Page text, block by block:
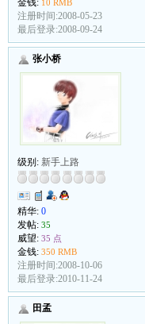
金钱: 10 RMB
注册时间:2008-05-23
最后登录:2008-09-24
张小桥
级别: 新手上路
精华: 0
发帖: 35
威望: 35 点
金钱: 350 RMB
注册时间:2008-10-06
最后登录:2010-11-24
田孟